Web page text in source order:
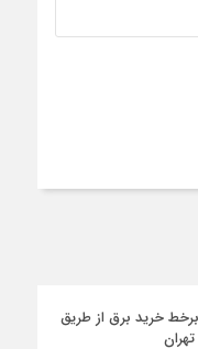
خرید برق از طریق